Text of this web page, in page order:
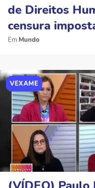
de Direitos
censura
Mundo
VEXAME